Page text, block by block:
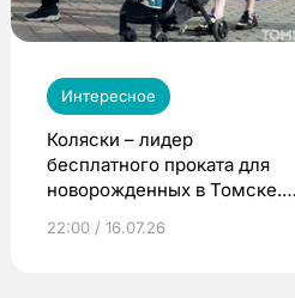
Интересное
Коляски – лидер
бесплатного проката для
новорожденных в Томске.
22:00 / 16.07.26